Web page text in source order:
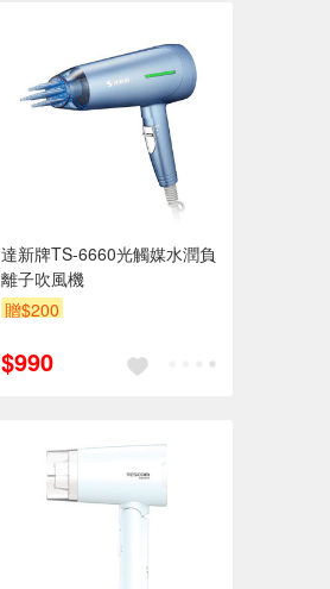
達新牌TS-6660光觸媒水潤負
離子吹風機
贈$200
$990